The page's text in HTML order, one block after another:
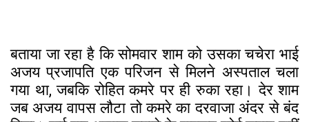
बताया जा रहा है कि सोमवार शाम को उसका चचेरा भाई
अजय प्रजापति एक परिजन से मिलने अस्पताल चला
गया था, जबकि रोहित कमरे पर ही रुका रहा। देर शाम
जब अजय वापस लौटा तो कमरे का दरवाजा अंदर से बंद